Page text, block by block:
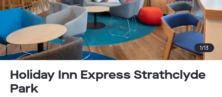
1/13
Holiday Inn Express Strathclyde
Park